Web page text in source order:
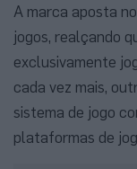
A marca aposta
jogos, realçando
exclusivamente
cada vez mais,
sistema de jogo
plataformas de